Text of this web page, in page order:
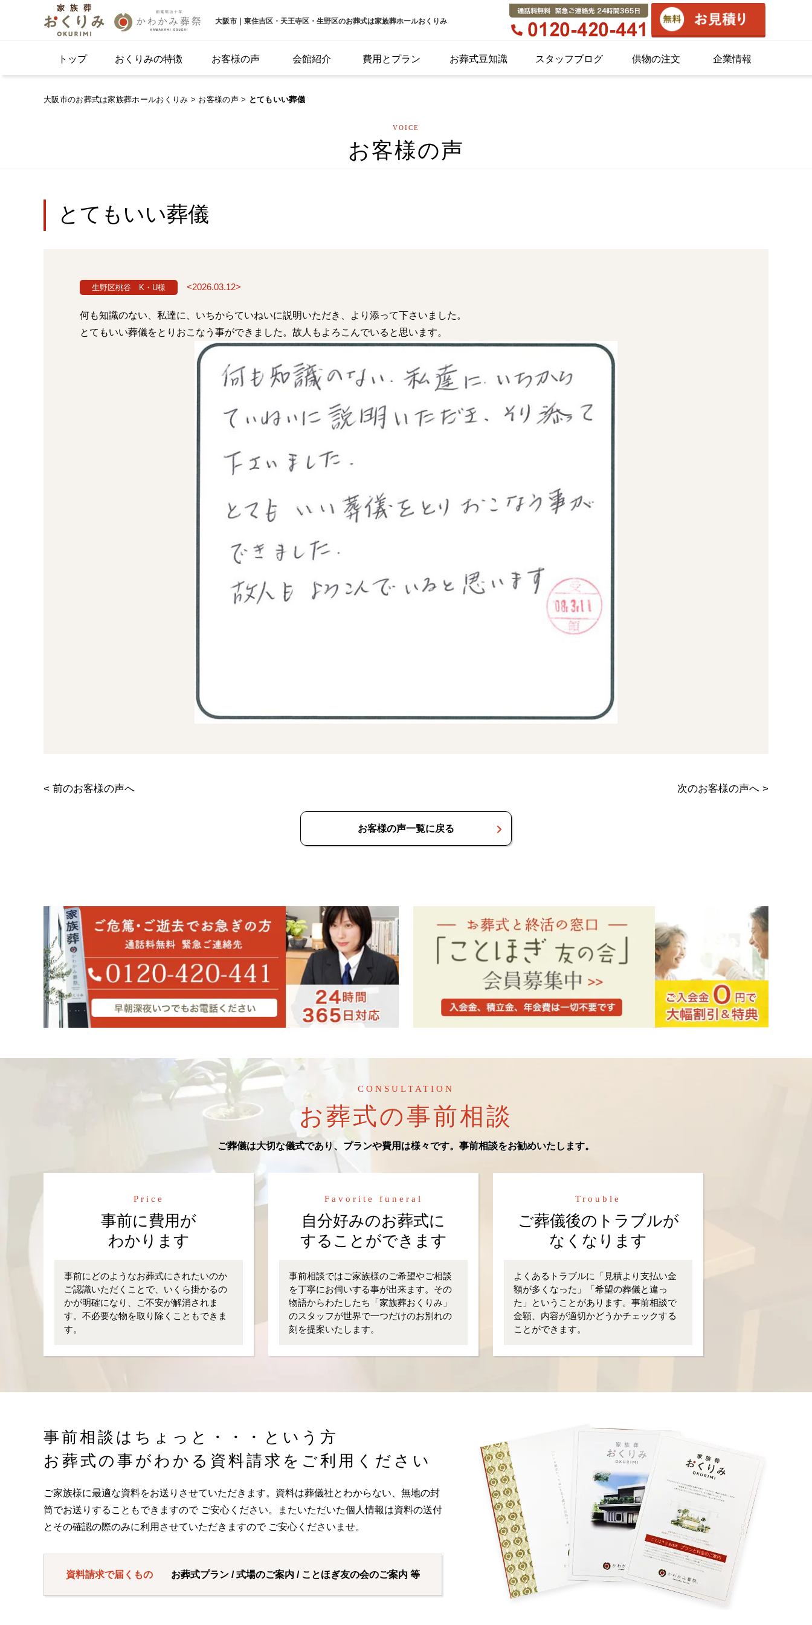
大阪市｜東住吉区・天王寺区・生野区のお葬式は家族葬ホールおくりみ
トップ おくりみの特徴 お客様の声 会館紹介 費用とプラン お葬式豆知識 スタッフブログ 供物の注文 企業情報
大阪市のお葬式は家族葬ホールおくりみ > お客様の声> とてもいい葬儀
VOICE
お客様の声
とてもいい葬儀
生野区桃谷 K・U様 <2026.03.12>
何も知識のない、私達に、いちからていねいに説明いただき、より添って下さいました。
とてもいい葬儀をとりおこなう事ができました。故人もよろこんでいると思います。
< 前のお客様の声へ 次のお客様の声へ >
お客様の声一覧に戻る
CONSULTATION
お葬式の事前相談
ご葬儀は大切な儀式であり、プランや費用は様々です。事前相談をお勧めいたします。
Price
事前に費用が
わかります
事前にどのようなお葬式にされたいのか
ご認識いただくことで、いくら掛かるの
かが明確になり、ご不安が解消されま
す。不必要な物を取り除くこともできま
す。
Favorite funeral
自分好みのお葬式に
することができます
事前相談ではご家族様のご希望やご相談
を丁寧にお伺いする事が出来ます。その
物語からわたしたち「家族葬おくりみ」
のスタッフが世界で一つだけのお別れの
刻を提案いたします。
Trouble
ご葬儀後のトラブルが
なくなります
よくあるトラブルに「見積より支払い金
額が多くなった」「希望の葬儀と違っ
た」ということがあります。事前相談で
金額、内容が適切かどうかチェックする
ことができます。
事前相談はちょっと・・・という方
お葬式の事がわかる資料請求をご利用ください
ご家族様に最適な資料をお送りさせていただきます。資料は葬儀社とわからない、無地の封
筒でお送りすることもできますので ご安心ください。またいただいた個人情報は資料の送付
とその確認の際のみに利用させていただきますので ご安心くださいませ。
資料請求で届くもの お葬式プラン / 式場のご案内 / ことほぎ友の会のご案内 等